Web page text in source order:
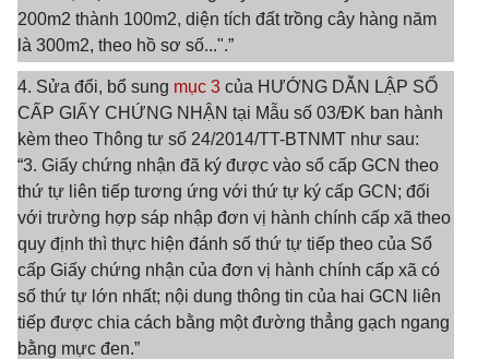
200m2 thành 100m2, diện tích đất trồng cây hàng năm
là 300m2, theo hồ sơ số...".”
4. Sửa đổi, bổ sung mục 3 của HƯỚNG DẪN LẬP SỔ
CẤP GIẤY CHỨNG NHẬN tại Mẫu số 03/ĐK ban hành
kèm theo Thông tư số 24/2014/TT-BTNMT như sau:
“3. Giấy chứng nhận đã ký được vào sổ cấp GCN theo
thứ tự liên tiếp tương ứng với thứ tự ký cấp GCN; đối
với trường hợp sáp nhập đơn vị hành chính cấp xã theo
quy định thì thực hiện đánh số thứ tự tiếp theo của Sổ
cấp Giấy chứng nhận của đơn vị hành chính cấp xã có
số thứ tự lớn nhất; nội dung thông tin của hai GCN liên
tiếp được chia cách bằng một đường thẳng gạch ngang
bằng mực đen.”